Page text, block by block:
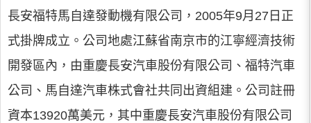
長安福特馬自達發動機有限公司，2005年9月27日正
式掛牌成立。公司地處江蘇省南京市的江寧經濟技術
開發區內，由重慶長安汽車股份有限公司、福特汽車
公司、馬自達汽車株式會社共同出資組建。公司註冊
資本13920萬美元，其中重慶長安汽車股份有限公司